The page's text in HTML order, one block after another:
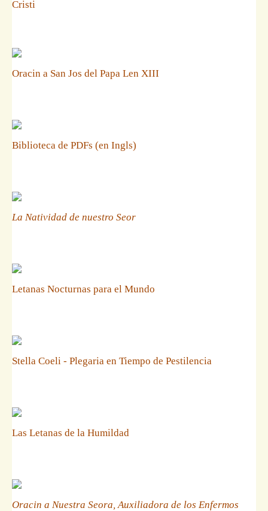
Cristi
Oracin a San Jos del Papa Len XIII
Biblioteca de PDFs (en Ingls)
La Natividad de nuestro Seor
Letanas Nocturnas para el Mundo
Stella Coeli - Plegaria en Tiempo de Pestilencia
Las Letanas de la Humildad
Oracin a Nuestra Seora, Auxiliadora de los Enfermos